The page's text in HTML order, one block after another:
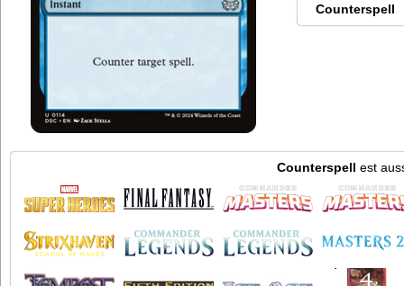
Counterspell
Counterspell est